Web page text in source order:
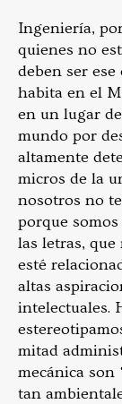
Ingeniería,
quienes no
deben ser
habita en el
en un lugar
mundo por
altamente
micros de la
nosotros no
porque
las letras, que
esté
altas
intelectuales.
mitad
mecánica son
tan